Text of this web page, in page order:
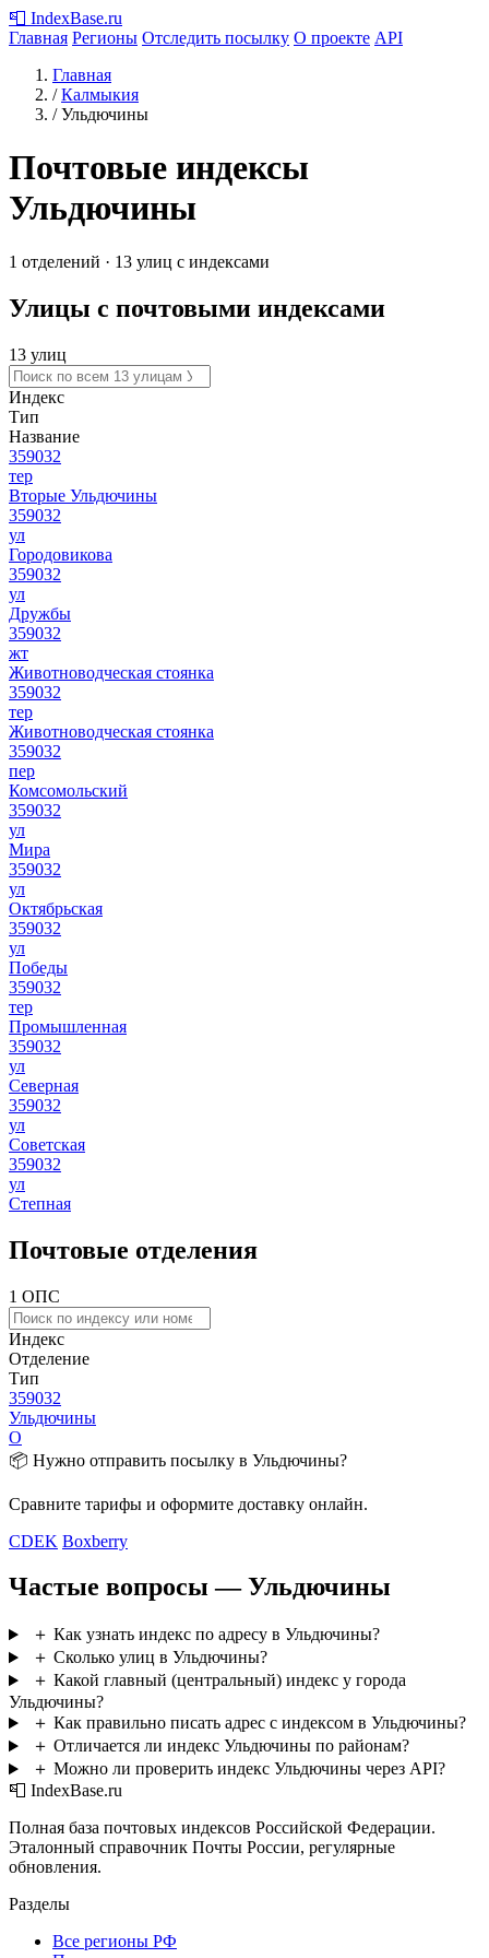
📮 IndexBase.ru
Главная Регионы Отследить посылку О проекте API
Главная
/ Калмыкия
/ Ульдючины
Почтовые индексы
Ульдючины
1 отделений · 13 улиц с индексами
Улицы с почтовыми индексами
13 улиц
Индекс
Тип
Название
359032
тер
Вторые Ульдючины
359032
ул
Городовикова
359032
ул
Дружбы
359032
жт
Животноводческая стоянка
359032
тер
Животноводческая стоянка
359032
пер
Комсомольский
359032
ул
Мира
359032
ул
Октябрьская
359032
ул
Победы
359032
тер
Промышленная
359032
ул
Северная
359032
ул
Советская
359032
ул
Степная
Почтовые отделения
1 ОПС
Индекс
Отделение
Тип
359032
Ульдючины
О
📦 Нужно отправить посылку в Ульдючины?
Сравните тарифы и оформите доставку онлайн.
CDEK Boxberry
Частые вопросы — Ульдючины
＋ Как узнать индекс по адресу в Ульдючины?
＋ Сколько улиц в Ульдючины?
＋ Какой главный (центральный) индекс у города
Ульдючины?
＋ Как правильно писать адрес с индексом в Ульдючины?
＋ Отличается ли индекс Ульдючины по районам?
＋ Можно ли проверить индекс Ульдючины через API?
📮 IndexBase.ru
Полная база почтовых индексов Российской Федерации.
Эталонный справочник Почты России, регулярные
обновления.
Разделы
Все регионы РФ